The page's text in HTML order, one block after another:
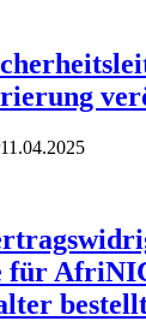
11.04.2025
für